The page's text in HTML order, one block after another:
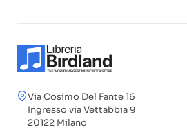
Via Cosimo Del Fante 16
Ingresso via Vettabbia 9
20122 Milano